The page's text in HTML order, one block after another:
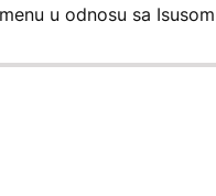
u odnosu sa